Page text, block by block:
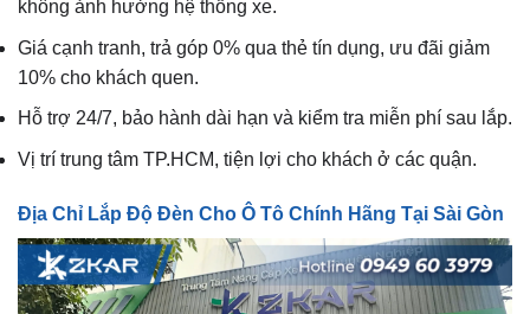
không ảnh hưởng hệ thống xe.
Giá cạnh tranh, trả góp 0% qua thẻ tín dụng, ưu đãi giảm
10% cho khách quen.
Hỗ trợ 24/7, bảo hành dài hạn và kiểm tra miễn phí sau lắp.
Vị trí trung tâm TP.HCM, tiện lợi cho khách ở các quận.
Địa Chỉ Lắp Độ Đèn Cho Ô Tô Chính Hãng Tại Sài Gòn